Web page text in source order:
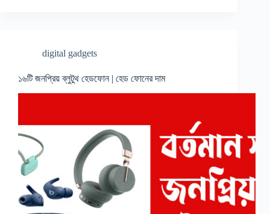
digital gadgets
১৬টি জনপ্রিয় ব্লুটুথ হেডফোন | হেড ফোনের দাম